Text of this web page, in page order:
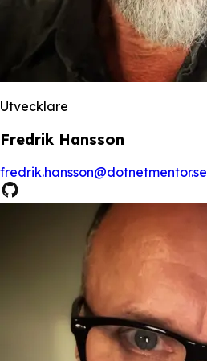
Utvecklare
Fredrik Hansson
fredrik.hansson@dotnetmentor.se